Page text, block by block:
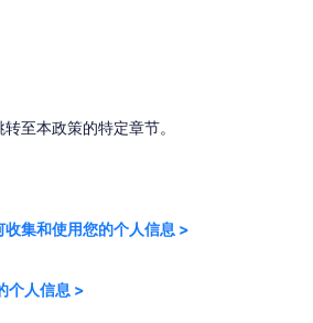
至本政策的特定章节。
收集和使用您的个人信息 >
个人信息 >